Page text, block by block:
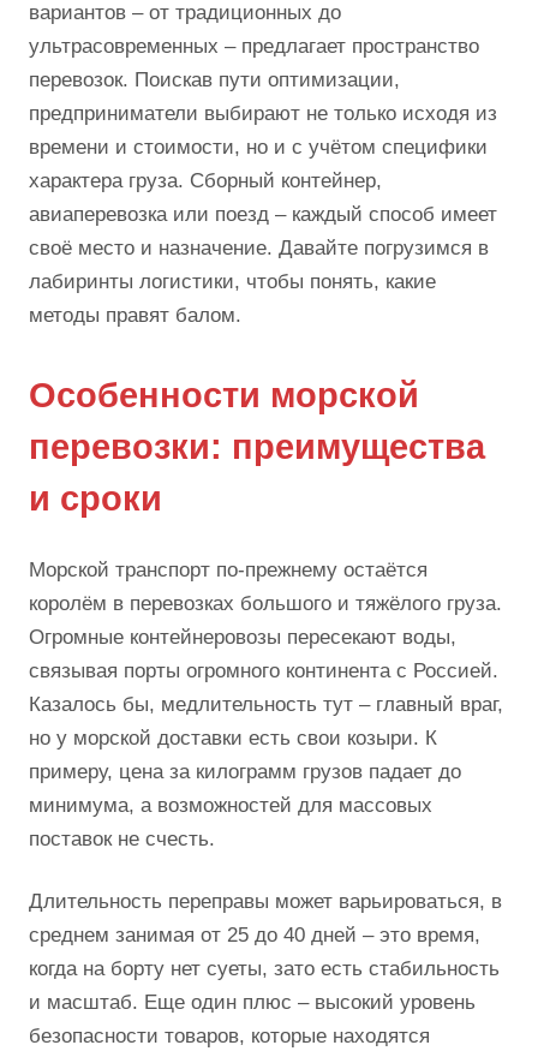
вариантов – от традиционных до
ультрасовременных – предлагает пространство
перевозок. Поискав пути оптимизации,
предприниматели выбирают не только исходя из
времени и стоимости, но и с учётом специфики
характера груза. Сборный контейнер,
авиаперевозка или поезд – каждый способ имеет
своё место и назначение. Давайте погрузимся в
лабиринты логистики, чтобы понять, какие
методы правят балом.
Особенности морской
перевозки: преимущества
и сроки
Морской транспорт по-прежнему остаётся
королём в перевозках большого и тяжёлого груза.
Огромные контейнеровозы пересекают воды,
связывая порты огромного континента с Россией.
Казалось бы, медлительность тут – главный враг,
но у морской доставки есть свои козыри. К
примеру, цена за килограмм грузов падает до
минимума, а возможностей для массовых
поставок не счесть.
Длительность переправы может варьироваться, в
среднем занимая от 25 до 40 дней – это время,
когда на борту нет суеты, зато есть стабильность
и масштаб. Еще один плюс – высокий уровень
безопасности товаров, которые находятся